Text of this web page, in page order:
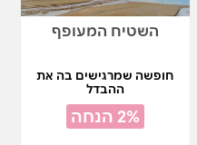
השטיח המעופף
חופשה שמרגישים בה את
ההבדל
2% הנחה